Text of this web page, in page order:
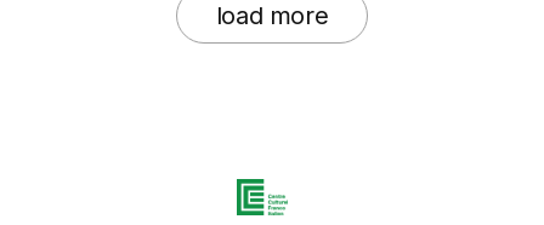
load more